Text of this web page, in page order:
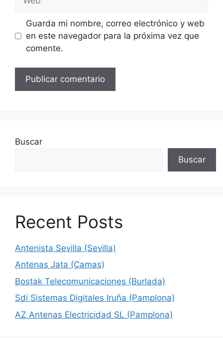
Guarda mi nombre, correo electrónico y web
en este navegador para la próxima vez que
comente.
Buscar
Buscar
Recent Posts
Antenista Sevilla (Sevilla)
Antenas Jata (Camas)
Bostak Telecomunicaciones (Burlada)
Sdi Sistemas Digitales Iruña (Pamplona)
AZ Antenas Electricidad SL (Pamplona)